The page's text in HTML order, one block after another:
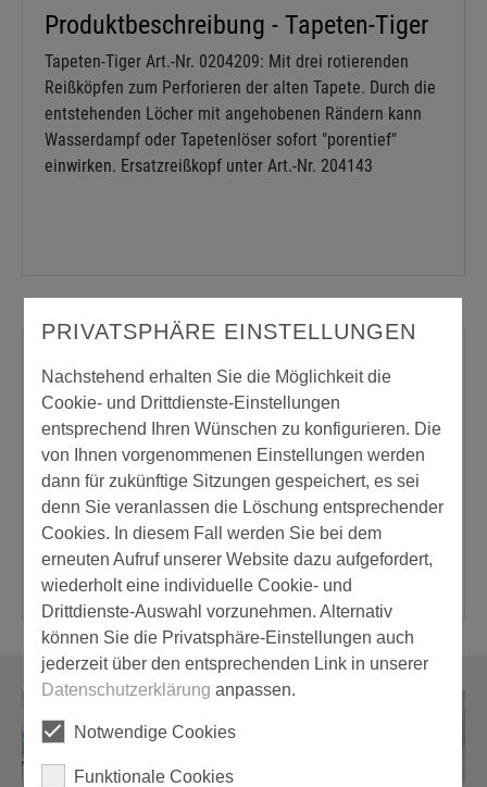
Produktbeschreibung - Tapeten-Tiger
Tapeten-Tiger Art.-Nr. 0204209: Mit drei rotierenden
Reißköpfen zum Perforieren der alten Tapete. Durch die
entstehenden Löcher mit angehobenen Rändern kann
Wasserdampf oder Tapetenlöser sofort "porentief"
einwirken. Ersatzreißkopf unter Art.-Nr. 204143
Passende Produkte oder Zubehör
Ersatzreißkopf für
Tapeten-Tiger
Igelwalze Tapeten-Killer
PRIVATSPHÄRE EINSTELLUNGEN
Nachstehend erhalten Sie die Möglichkeit die
Cookie- und Drittdienste-Einstellungen
entsprechend Ihren Wünschen zu konfigurieren. Die
von Ihnen vorgenommenen Einstellungen werden
dann für zukünftige Sitzungen gespeichert, es sei
denn Sie veranlassen die Löschung entsprechender
Cookies. In diesem Fall werden Sie bei dem
erneuten Aufruf unserer Website dazu aufgefordert,
wiederholt eine individuelle Cookie- und
Drittdienste-Auswahl vorzunehmen. Alternativ
können Sie die Privatsphäre-Einstellungen auch
jederzeit über den entsprechenden Link in unserer
Datenschutzerklärung anpassen.
Notwendige Cookies
Funktionale Cookies